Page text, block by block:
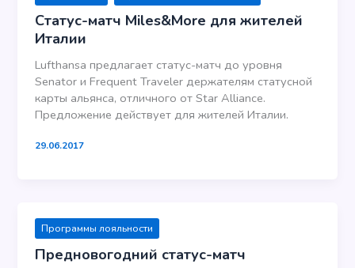
Статус-матч Miles&More для жителей
Италии
Lufthansa предлагает статус-матч до уровня
Senator и Frequent Traveler держателям статусной
карты альянса, отличного от Star Alliance.
Предложение действует для жителей Италии.
29.06.2017
Программы лояльности
Предновогодний статус-матч